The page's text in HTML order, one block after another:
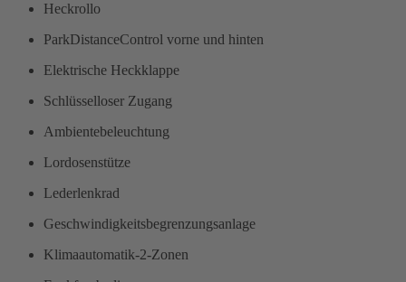
Heckrollo
ParkDistanceControl vorne und hinten
Elektrische Heckklappe
Schlüsselloser Zugang
Ambientebeleuchtung
Lordosenstütze
Lederlenkrad
Geschwindigkeitsbegrenzungsanlage
Klimaautomatik-2-Zonen